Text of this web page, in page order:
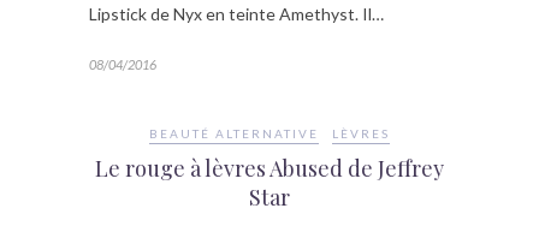
Lipstick de Nyx en teinte Amethyst. Il…
08/04/2016
BEAUTÉ ALTERNATIVE LÈVRES
Le rouge à lèvres Abused de Jeffrey
Star